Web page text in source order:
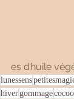
es d’huile
lunessens
hivergommage